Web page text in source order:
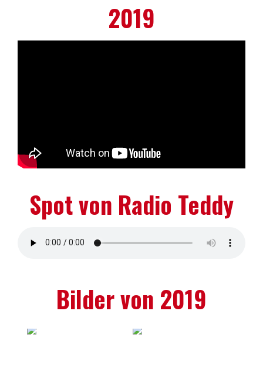
2019
Spot von Radio Teddy
Bilder von 2019